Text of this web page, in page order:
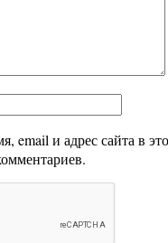
email и адрес сайта в